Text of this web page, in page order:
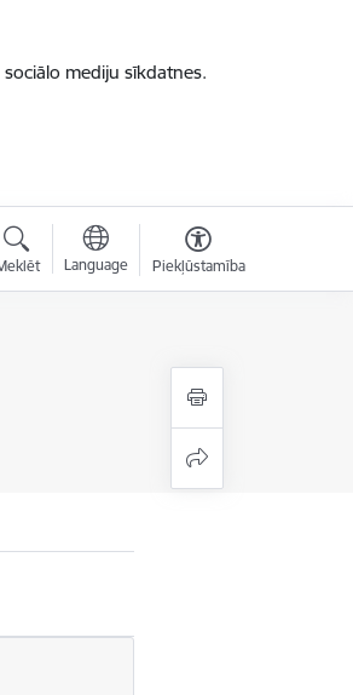
mediju sīkdatnes.
Language Piekļūstamība